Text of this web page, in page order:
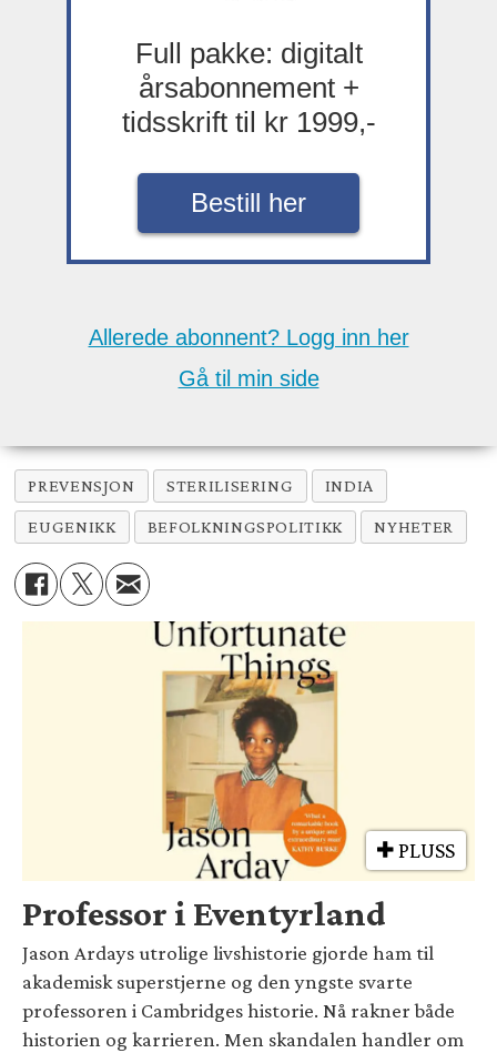
Full pakke: digitalt
årsabonnement +
tidsskrift til kr 1999,-
Bestill her
Allerede abonnent? Logg inn her
Gå til min side
PREVENSJON STERILISERING INDIA
EUGENIKK BEFOLKNINGSPOLITIKK NYHETER
PLUSS
Professor i Eventyrland
Jason Ardays utrolige livshistorie gjorde ham til
akademisk superstjerne og den yngste svarte
professoren i Cambridges historie. Nå rakner både
historien og karrieren. Men skandalen handler om